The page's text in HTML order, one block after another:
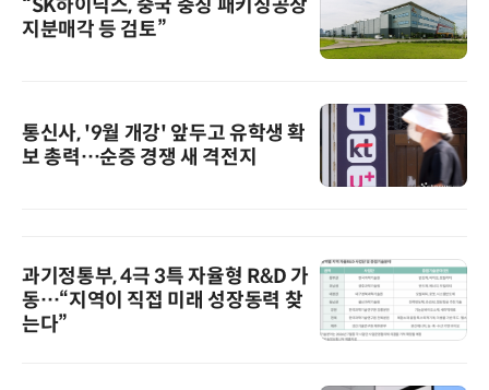
“SK하이닉스, 중국 충칭 패키징공장
지분매각 등 검토”
통신사, '9월 개강' 앞두고 유학생 확
보 총력…순증 경쟁 새 격전지
과기정통부, 4극 3특 자율형 R&D 가
동…“지역이 직접 미래 성장동력 찾
는다”